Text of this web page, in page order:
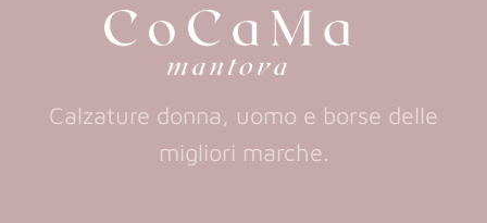
Calzature donna, uomo e borse delle
migliori marche.